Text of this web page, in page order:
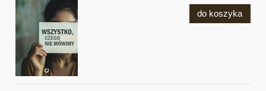
do koszyka